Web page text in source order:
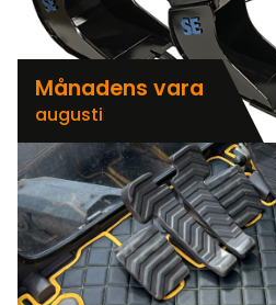
Månadens vara
augusti